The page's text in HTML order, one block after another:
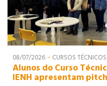
08/07/2026 - CURSOS TÉCNICOS
Alunos do Curso
IENH apresentam